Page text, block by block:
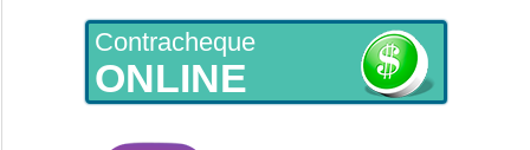
Contracheque
ONLINE